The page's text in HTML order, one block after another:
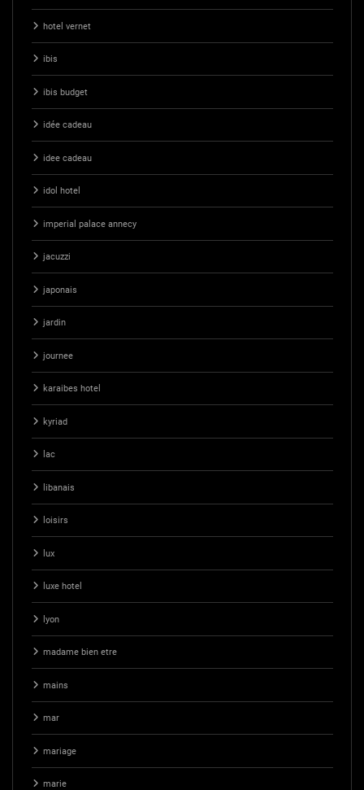
hotel vernet
ibis
ibis budget
idée cadeau
idee cadeau
idol hotel
imperial palace annecy
jacuzzi
japonais
jardin
journee
karaibes hotel
kyriad
lac
libanais
loisirs
lux
luxe hotel
lyon
madame bien etre
mains
mar
mariage
marie